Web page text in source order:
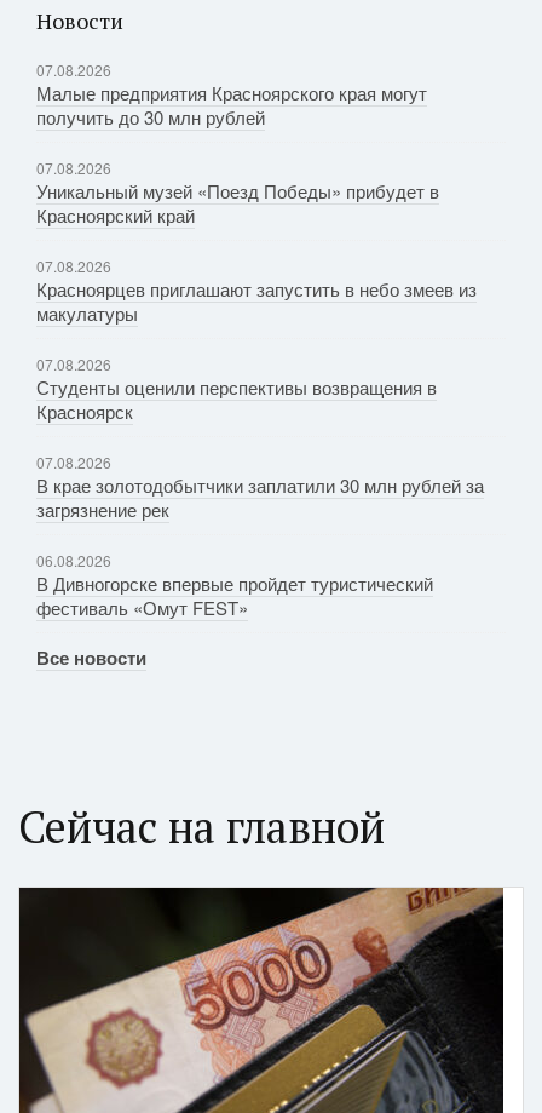
Новости
07.08.2026
Малые предприятия Красноярского края могут
получить до 30 млн рублей
07.08.2026
Уникальный музей «Поезд Победы» прибудет в
Красноярский край
07.08.2026
Красноярцев приглашают запустить в небо змеев из
макулатуры
07.08.2026
Студенты оценили перспективы возвращения в
Красноярск
07.08.2026
В крае золотодобытчики заплатили 30 млн рублей за
загрязнение рек
06.08.2026
В Дивногорске впервые пройдет туристический
фестиваль «Омут FEST»
Все новости
Сейчас на главной